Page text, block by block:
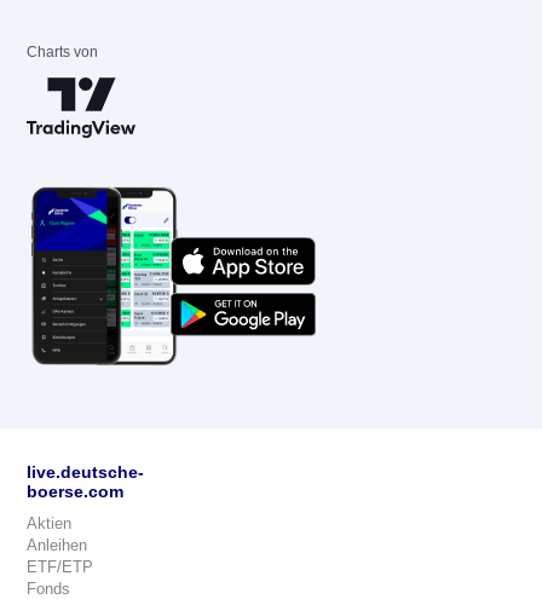
Charts von
live.deutsche-
boerse.com
Aktien
Anleihen
ETF/ETP
Fonds